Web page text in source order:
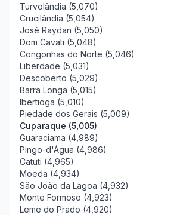
Turvolândia (5,070)
Crucilândia (5,054)
José Raydan (5,050)
Dom Cavati (5,048)
Congonhas do Norte (5,046)
Liberdade (5,031)
Descoberto (5,029)
Barra Longa (5,015)
Ibertioga (5,010)
Piedade dos Gerais (5,009)
Cuparaque (5,005)
Guaraciama (4,989)
Pingo-d'Água (4,986)
Catuti (4,965)
Moeda (4,934)
São João da Lagoa (4,932)
Monte Formoso (4,923)
Leme do Prado (4,920)